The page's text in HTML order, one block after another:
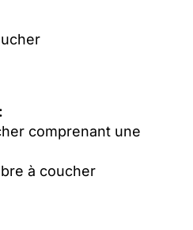
comprenant une
à coucher